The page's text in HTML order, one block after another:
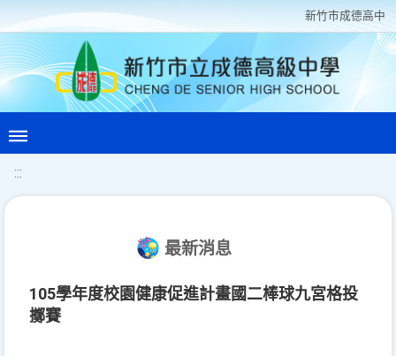
新竹巿成德高中
:::
最新消息
105學年度校園健康促進計畫國二棒球九宮格投
擲賽